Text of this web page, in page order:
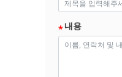
내용